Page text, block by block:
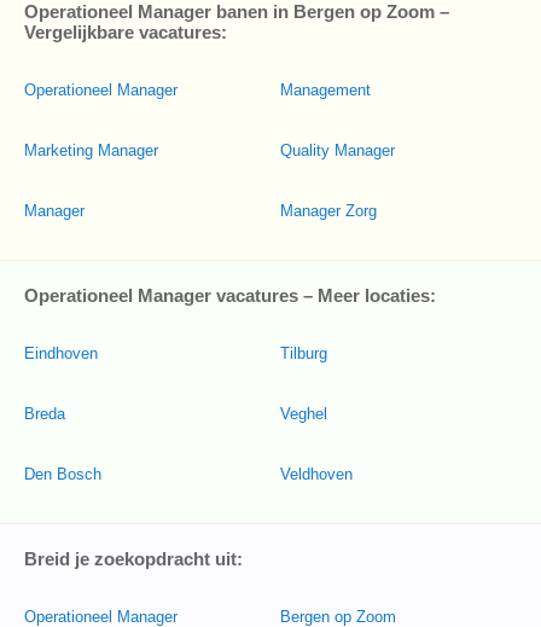
Operationeel Manager banen in Bergen op Zoom –
Vergelijkbare vacatures:
Operationeel Manager
Marketing Manager
Manager
Management
Quality Manager
Manager Zorg
Operationeel Manager vacatures – Meer locaties:
Eindhoven
Breda
Den Bosch
Tilburg
Veghel
Veldhoven
Breid je zoekopdracht uit:
Operationeel Manager Bergen op Zoom